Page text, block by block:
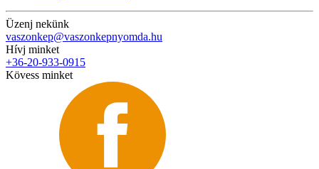
Üzenj nekünk
vaszonkep@vaszonkepnyomda.hu
Hívj minket
+36-20-933-0915
Kövess minket